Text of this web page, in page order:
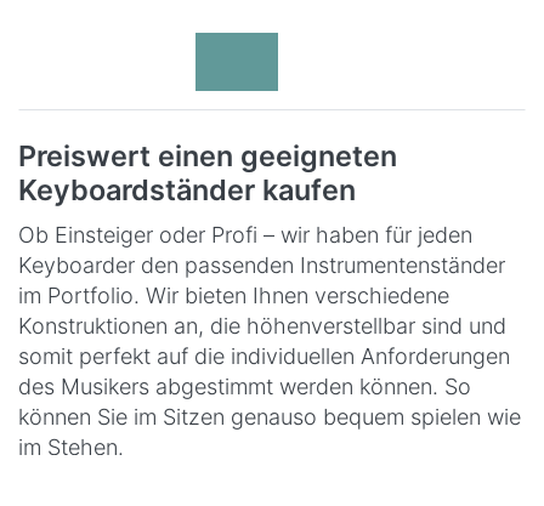
Preiswert einen geeigneten
Keyboardständer kaufen
Ob Einsteiger oder Profi – wir haben für jeden
Keyboarder den passenden Instrumentenständer
im Portfolio. Wir bieten Ihnen verschiedene
Konstruktionen an, die höhenverstellbar sind und
somit perfekt auf die individuellen Anforderungen
des Musikers abgestimmt werden können. So
können Sie im Sitzen genauso bequem spielen wie
im Stehen.